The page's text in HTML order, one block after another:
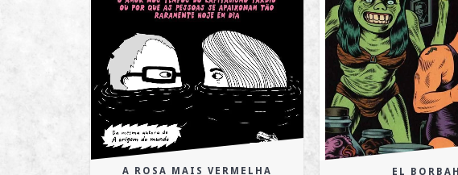
A ROSA MAIS VERMELHA
EL BORBAH